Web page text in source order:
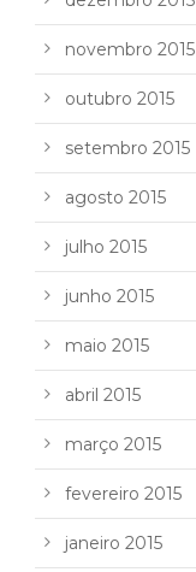
novembro 2015
outubro 2015
setembro 2015
agosto 2015
julho 2015
junho 2015
maio 2015
abril 2015
março 2015
fevereiro 2015
janeiro 2015